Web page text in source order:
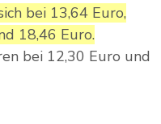
bei 13,64 Euro,
18,46 Euro.
bei 12,30 Euro und